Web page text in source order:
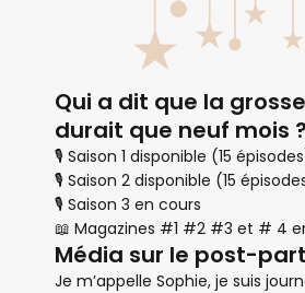
Qui a dit que la
durait que neuf mois ?
🎙 Saison 1 disponible (15
🎙 Saison 2 disponible (15
🎙 Saison 3 en cours
📖 Magazines #1 #2 #3 et # 4
Média sur le post-
Je m’appelle Sophie, je suis